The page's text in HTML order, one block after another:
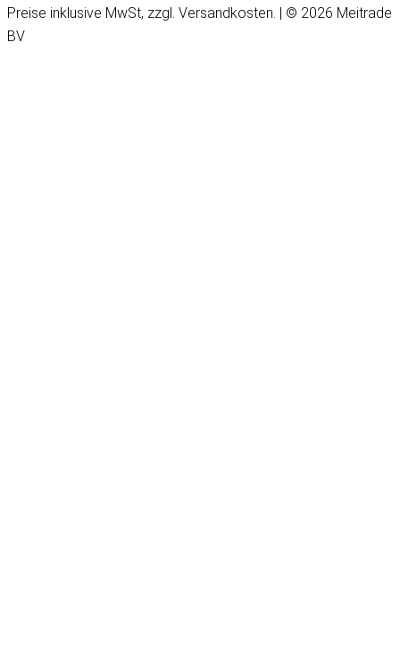
Preise inklusive MwSt, zzgl. Versandkosten. | © 2026 Meitrade
BV